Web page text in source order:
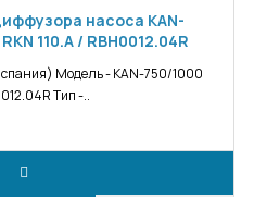
насоса KAN-
110.A / RBH0012.04R
Модель - KAN-750/1000
Тип -..